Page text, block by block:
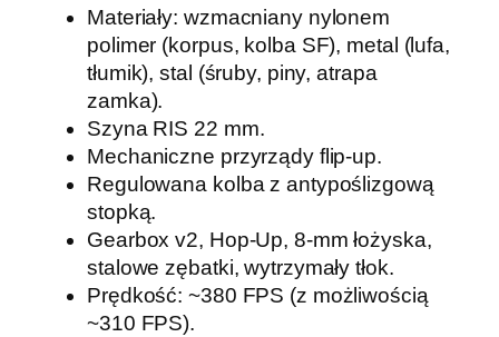
Materiały: wzmacniany nylonem
polimer (korpus, kolba SF), metal (lufa,
tłumik), stal (śruby, piny, atrapa
zamka).
Szyna RIS 22 mm.
Mechaniczne przyrządy flip-up.
Regulowana kolba z antypoślizgową
stopką.
Gearbox v2, Hop-Up, 8-mm łożyska,
stalowe zębatki, wytrzymały tłok.
Prędkość: ~380 FPS (z możliwością
~310 FPS).